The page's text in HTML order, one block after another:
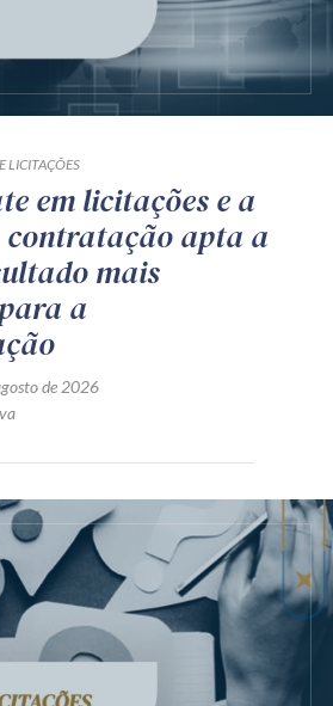
LICITAÇÕES
em licitações e a
contratação apta a
mais
a
de 2026